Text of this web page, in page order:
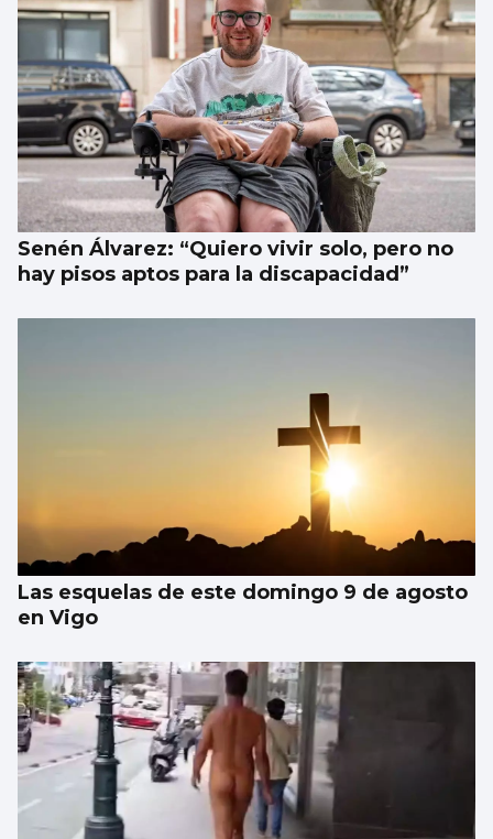
Senén Álvarez: “Quiero vivir solo, pero no
hay pisos aptos para la discapacidad”
Las esquelas de este domingo 9 de agosto
en Vigo